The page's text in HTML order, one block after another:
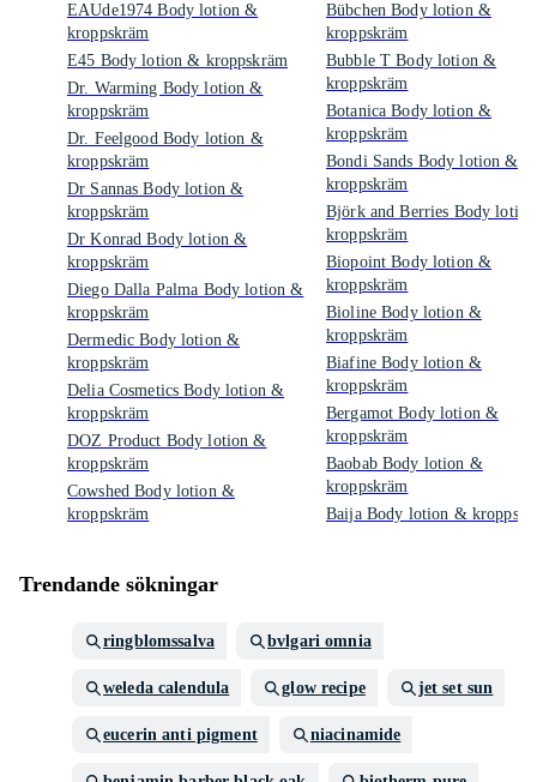
EAUde1974 Body lotion &
kroppskräm
E45 Body lotion & kroppskräm
Dr. Warming Body lotion &
kroppskräm
Dr. Feelgood Body lotion &
kroppskräm
Dr Sannas Body lotion &
kroppskräm
Dr Konrad Body lotion &
kroppskräm
Diego Dalla Palma Body lotion &
kroppskräm
Dermedic Body lotion &
kroppskräm
Delia Cosmetics Body lotion &
kroppskräm
DOZ Product Body lotion &
kroppskräm
Cowshed Body lotion &
kroppskräm
Bübchen Body lotion &
kroppskräm
Bubble T Body lotion &
kroppskräm
Botanica Body lotion &
kroppskräm
Bondi Sands Body lotion &
kroppskräm
Björk and Berries Body
kroppskräm
Biopoint Body lotion &
kroppskräm
Bioline Body lotion &
kroppskräm
Biafine Body lotion &
kroppskräm
Bergamot Body lotion &
kroppskräm
Baobab Body lotion &
kroppskräm
Baija Body lotion &
Trendande sökningar
ringblomssalva bvlgari omnia
weleda calendula glow recipe jet set sun
eucerin anti pigment niacinamide